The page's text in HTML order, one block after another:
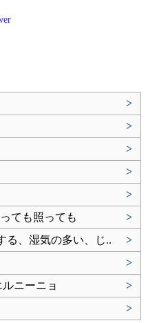
>
>
>
>
>
ても照っても
>
る、湿気の多い、じ..
>
>
ニーニョ
>
>